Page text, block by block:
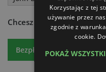
Chcesz dowiedzieć się
Bezpłatny egzemplarz
Korzystając z tej
używanie przez
zgodnie z
cookie.
POKAŻ